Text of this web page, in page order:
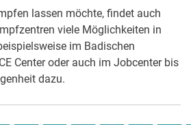
lassen möchte, findet auch
viele Möglichkeiten in
im Badischen
Center oder auch im Jobcenter bis
dazu.